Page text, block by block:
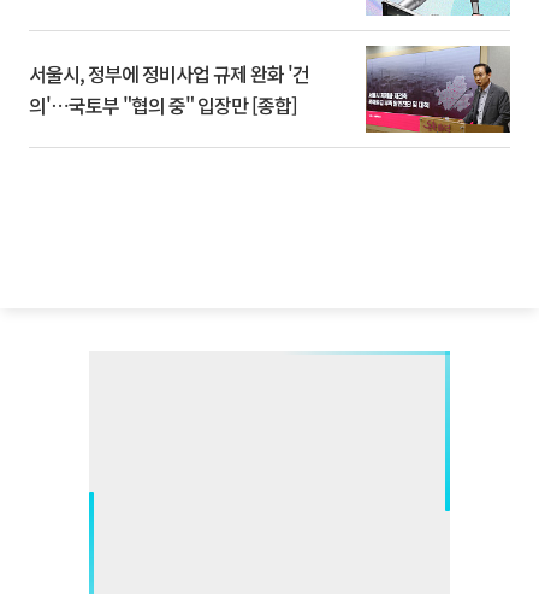
서울시, 정부에 정비사업 규제 완화 '건
의'⋯국토부 "협의 중" 입장만 [종합]